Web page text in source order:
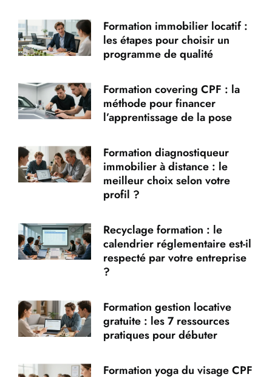
Formation immobilier locatif :
les étapes pour choisir un
programme de qualité
Formation covering CPF : la
méthode pour financer
l’apprentissage de la pose
Formation diagnostiqueur
immobilier à distance : le
meilleur choix selon votre
profil ?
Recyclage formation : le
calendrier réglementaire est-il
respecté par votre entreprise
?
Formation gestion locative
gratuite : les 7 ressources
pratiques pour débuter
Formation yoga du visage CPF